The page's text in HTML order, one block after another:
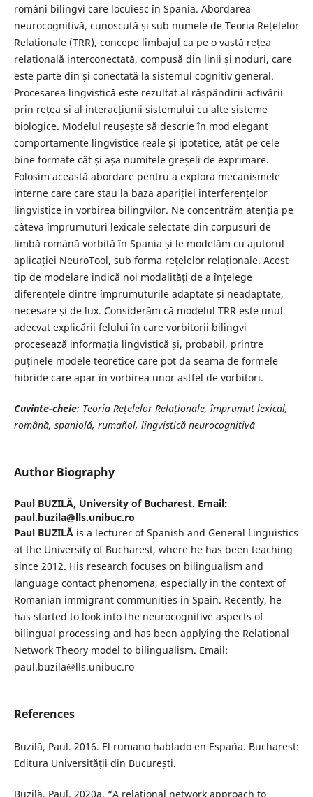
români bilingvi care locuiesc în Spania. Abordarea
neurocognitivă, cunoscută și sub numele de Teoria Rețelelor
Relaționale (TRR), concepe limbajul ca pe o vastă rețea
relațională interconectată, compusă din linii și noduri, care
este parte din și conectată la sistemul cognitiv general.
Procesarea lingvistică este rezultat al răspândirii activării
prin rețea și al interacțiunii sistemului cu alte sisteme
biologice. Modelul reușește să descrie în mod elegant
comportamente lingvistice reale și ipotetice, atât pe cele
bine formate cât și așa numitele greșeli de exprimare.
Folosim această abordare pentru a explora mecanismele
interne care care stau la baza apariției interferențelor
lingvistice în vorbirea bilingvilor. Ne concentrăm atenția pe
câteva împrumuturi lexicale selectate din corpusuri de
limbă română vorbită în Spania și le modelăm cu ajutorul
aplicației NeuroTool, sub forma rețelelor relaționale. Acest
tip de modelare indică noi modalități de a înțelege
diferențele dintre împrumuturile adaptate și neadaptate,
necesare și de lux. Considerăm că modelul TRR este unul
adecvat explicării felului în care vorbitorii bilingvi
procesează informația lingvistică și, probabil, printre
puținele modele teoretice care pot da seama de formele
hibride care apar în vorbirea unor astfel de vorbitori.
Cuvinte-cheie: Teoria Rețelelor Relaționale, împrumut lexical,
română, spaniolă, rumañol, lingvistică neurocognitivă
Author Biography
Paul BUZILĂ, University of Bucharest. Email:
paul.buzila@lls.unibuc.ro
Paul BUZILĂis a lecturer of Spanish and General Linguistics
at the University of Bucharest, where he has been teaching
since 2012. His research focuses on bilingualism and
language contact phenomena, especially in the context of
Romanian immigrant communities in Spain. Recently, he
has started to look into the neurocognitive aspects of
bilingual processing and has been applying the Relational
Network Theory model to bilingualism. Email:
paul.buzila@lls.unibuc.ro
References
Buzilă, Paul. 2016. El rumano hablado en España. Bucharest:
Editura Universității din București.
Buzilă, Paul. 2020a. “A relational network approach to